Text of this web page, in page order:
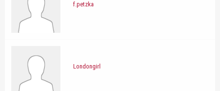
f.petzka
Londongirl